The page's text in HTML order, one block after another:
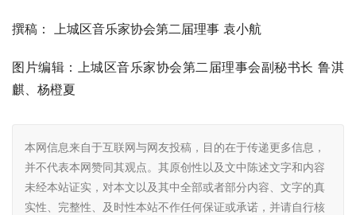
撰稿： 上城区音乐家协会第二届理事 袁小航
图片编辑：上城区音乐家协会第二届理事会副秘书长 鲁淇
麒、杨橙夏
本网信息来自于互联网与网友投稿，目的在于传递更多信息，
并不代表本网赞同其观点。其原创性以及文中陈述文字和内容
未经本站证实，对本文以及其中全部或者部分内容、文字的真
实性、完整性、及时性本站不作任何保证或承诺，并请自行核